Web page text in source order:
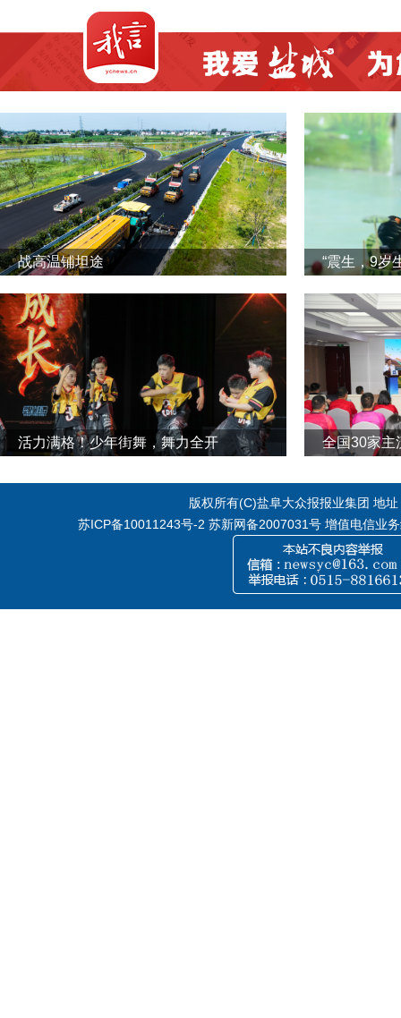
战高温铺坦途 “震生，9岁
活力满格！少年街舞，舞力全开 全国30家主
版权所有(C)盐阜大众报报业集团 地
苏ICP备10011243号-2 苏新网备2007031号 增值电信业